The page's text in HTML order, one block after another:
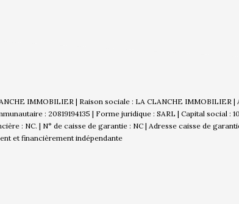
IMMOBILIER | Raison sociale : LA CLANCHE IMMOBILIER |
: 20819194135 | Forme juridique : SARL | Capital social :
: NC. | N° de caisse de garantie : NC | Adresse caisse de
et financièrement indépendante